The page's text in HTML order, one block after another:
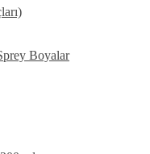
Boyalar